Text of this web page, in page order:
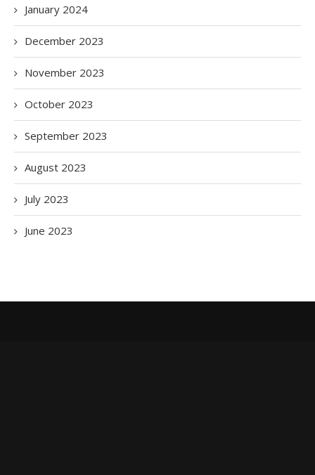
January 2024
December 2023
November 2023
October 2023
September 2023
August 2023
July 2023
June 2023